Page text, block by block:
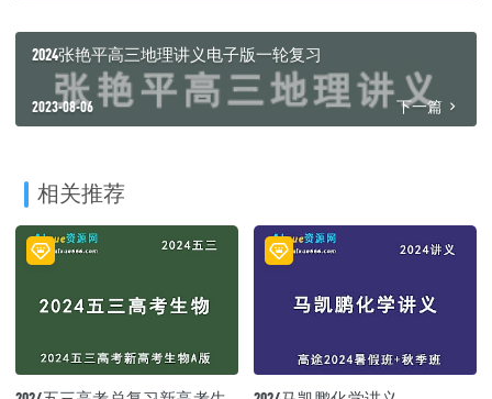
2024张艳平高三地理讲义电子版一轮复习
2023-08-06 下一篇
相关推荐